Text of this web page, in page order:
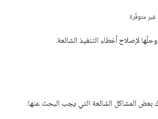
غير متوفّرة
لإصلاح أخطاء التنفيذ الشائعة.